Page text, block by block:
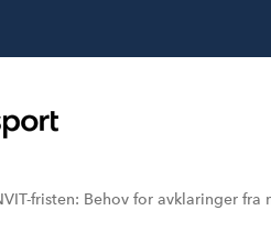
fristen: Behov for avklaringer fra